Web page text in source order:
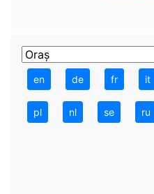
en de fr it
pl nl se ru